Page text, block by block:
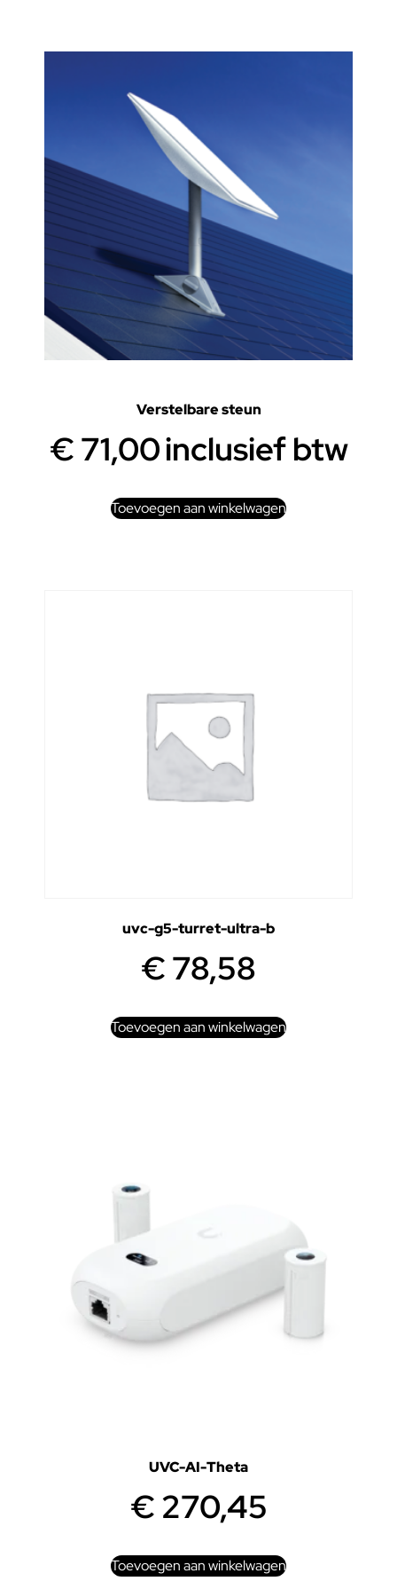
Verstelbare steun
€71,00inclusief btw
Toevoegen aan winkelwagen
uvc-g5-turret-ultra-b
€78,58
Toevoegen aan winkelwagen
UVC-AI-Theta
€270,45
Toevoegen aan winkelwagen